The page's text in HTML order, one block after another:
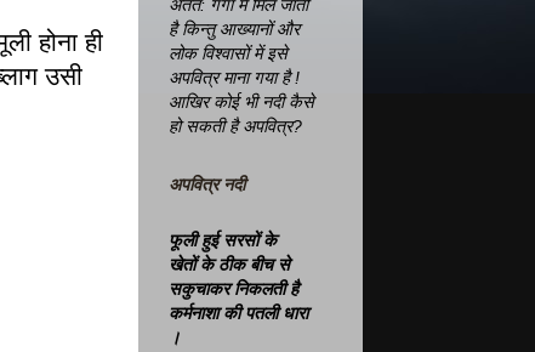
होना ही
उसी
अंतत: गंगा में मिल जाती
है किन्तु आख्यानों और
लोक विश्वासों में इसे
अपवित्र माना गया है !
आखिर कोई भी नदी कैसे
हो सकती है अपवित्र?
अपवित्र नदी
फूली हुई सरसों के
खेतों के ठीक बीच से
सकुचाकर निकलती है
कर्मनाशा की पतली धारा
।